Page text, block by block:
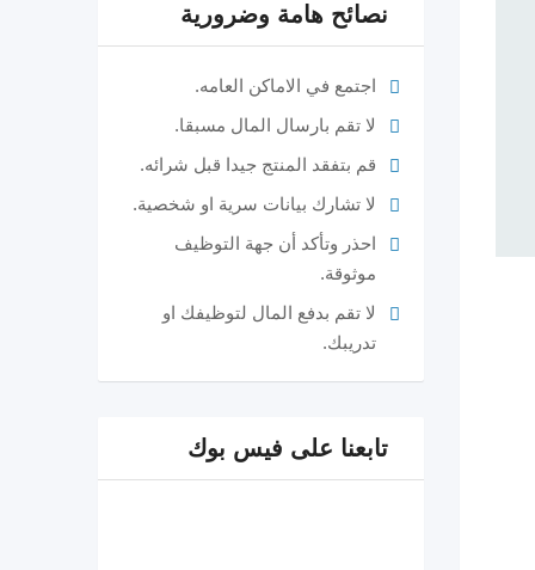
نصائح هامة وضرورية
اجتمع في الاماكن العامه.
لا تقم بارسال المال مسبقا.
قم بتفقد المنتج جيدا قبل شرائه.
لا تشارك بيانات سرية او شخصية.
احذر وتأكد أن جهة التوظيف
موثوقة.
لا تقم بدفع المال لتوظيفك او
تدريبك.
تابعنا على فيس بوك